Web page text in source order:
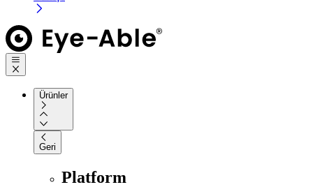
Ürünler
Geri
Platform